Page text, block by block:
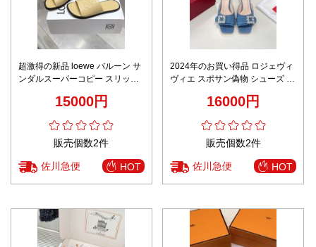
超激得の新品 loewe バルーン サ
ンダルスーパーコピー スリッパ
15000円
販売個数2件
佐川急便 HOT
2024年のお買い得品 ロジェヴィ
ヴィエ スポサン偽物 シューズ サ
16000円
販売個数2件
佐川急便 HOT